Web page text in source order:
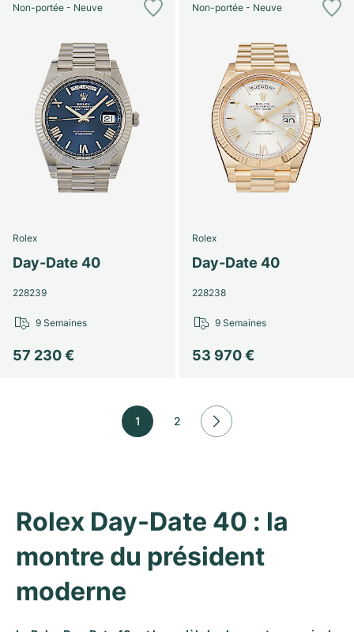
Non-portée - Neuve
Rolex
Day-Date 40
228239
57 230 €
9 Semaines
Non-portée - Neuve
Rolex
Day-Date 40
228238
53 970 €
9 Semaines
1 2
Rolex Day-Date 40 : la
montre du président
moderne